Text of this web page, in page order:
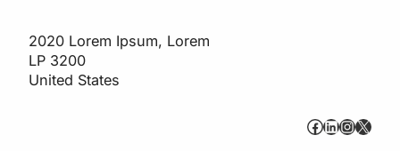
2020 Lorem Ipsum, Lorem
LP 3200
United States
# # # #